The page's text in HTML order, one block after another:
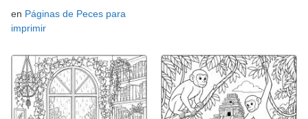
en Páginas de Peces para
imprimir